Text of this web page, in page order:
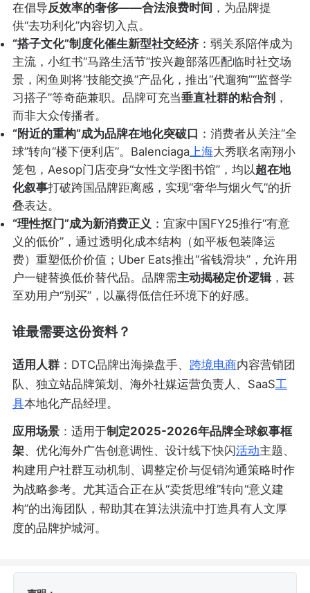
在倡导反效率的奢侈——合法浪费时间 ，为品牌提
供“去功利化”内容切入点。
“搭子文化”制度化催生新型社交经济：弱关系陪伴成为
主流，小红书“马路生活节”按兴趣部落匹配临时社交场
景，闲鱼则将“技能交换”产品化，推出“代遛狗”“监督学
习搭子”等奇葩兼职。品牌可充当垂直社群的粘合剂 ，
而非大众传播者。
“附近的重构”成为品牌在地化突破口 ：消费者从关注“全
球”转向“楼下便利店”。Balenciaga上海大秀联名南翔小
笼包，Aesop门店变身“女性文学图书馆”，均以超在地
化叙事打破跨国品牌距离感，实现“奢华与烟火气”的折
叠表达。
“理性抠门”成为新消费正义 ：宜家中国FY25推行“有意
义的低价”，通过透明化成本结构（如平板包装降运
费）重塑低价价值；Uber Eats推出“省钱滑块”，允许用
户一键替换低价替代品。品牌需主动揭秘定价逻辑，甚
至劝用户“别买”，以赢得低信任环境下的好感。
谁最需要这份资料？
适用人群：DTC品牌出海操盘手、 跨境电商内容营销团
队、独立站品牌策划、海外社媒运营负责人、SaaS工
具本地化产品经理。
应用场景：适用于制定2025-2026年品牌全球叙事框
架、优化海外广告创意调性、设计线下快闪活动主题、
构建用户社群互动机制、调整定价与促销沟通策略时作
为战略参考。尤其适合正在从“卖货思维”转向“意义建
构”的出海团队，帮助其在算法洪流中打造具有人文厚
度的品牌护城河。